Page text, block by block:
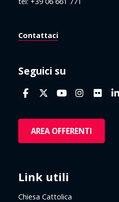
Contattaci
Seguici su
AREA OFFERENTI
Link utili
Chiesa Cattolica